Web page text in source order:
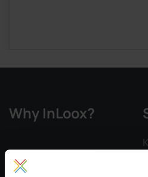
Why InLoox?